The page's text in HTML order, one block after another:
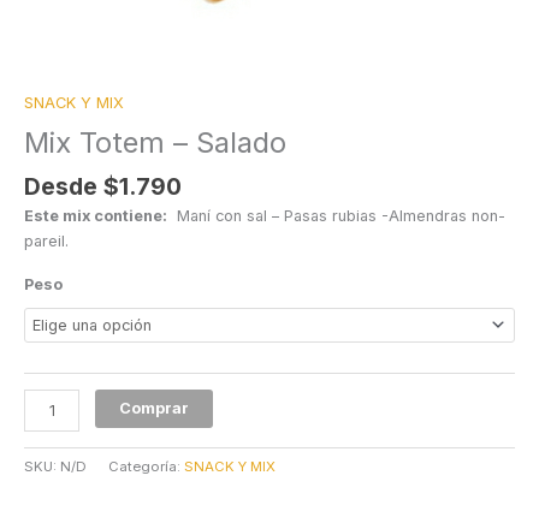
SNACK Y MIX
Mix Totem – Salado
Desde $1.790
Este mix contiene: Maní con sal – Pasas rubias -Almendras non-
pareil.
Peso
Comprar
SKU: N/D Categoría: SNACK Y MIX